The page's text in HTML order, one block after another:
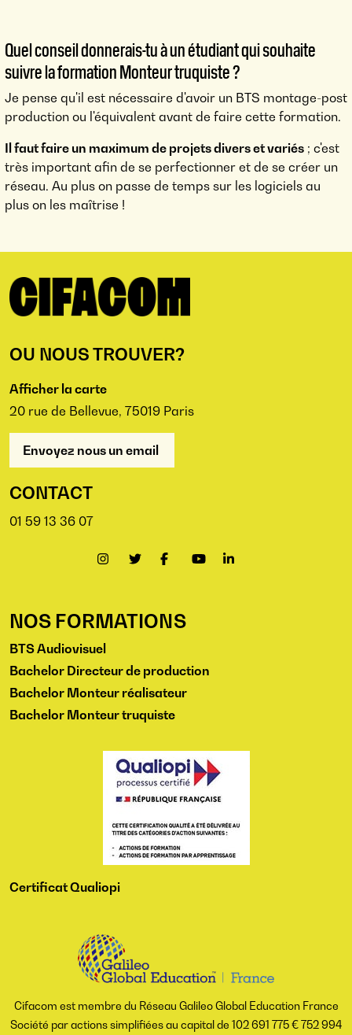
Quel conseil donnerais-tu à un étudiant qui souhaite
suivre la formation Monteur truquiste ?
Je pense qu'il est nécessaire d'avoir un BTS montage-post
production ou l'équivalent avant de faire cette formation.
Il faut faire un maximum de projets divers et variés ; c'est
très important afin de se perfectionner et de se créer un
réseau. Au plus on passe de temps sur les logiciels au
plus on les maîtrise !
OU NOUS TROUVER?
Afficher la carte
20 rue de Bellevue, 75019 Paris
Envoyez nous un email
CONTACT
01 59 13 36 07
NOS FORMATIONS
BTS Audiovisuel
Bachelor Directeur de production
Bachelor Monteur réalisateur
Bachelor Monteur truquiste
Certificat Qualiopi
Cifacom est membre du Réseau Galileo Global Education France
Société par actions simplifiées au capital de 102 691 775 € 752 994